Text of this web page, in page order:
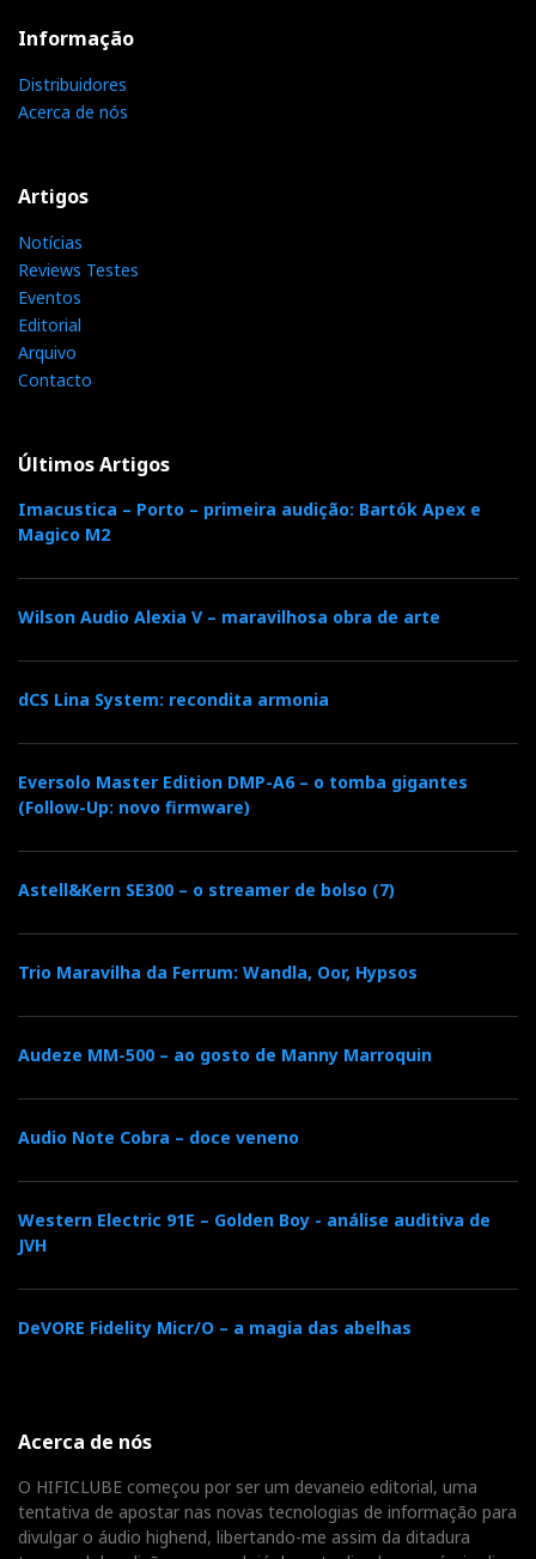
Informação
Distribuidores
Acerca de nós
Artigos
Notícias
Reviews Testes
Eventos
Editorial
Arquivo
Contacto
Últimos Artigos
Imacustica – Porto – primeira audição: Bartók Apex e
Magico M2
Wilson Audio Alexia V – maravilhosa obra de arte
dCS Lina System: recondita armonia
Eversolo Master Edition DMP-A6 – o tomba gigantes
(Follow-Up: novo firmware)
Astell&Kern SE300 – o streamer de bolso (7)
Trio Maravilha da Ferrum: Wandla, Oor, Hypsos
Audeze MM-500 – ao gosto de Manny Marroquin
Audio Note Cobra – doce veneno
Western Electric 91E – Golden Boy - análise auditiva de
JVH
DeVORE Fidelity Micr/O – a magia das abelhas
Acerca de nós
O HIFICLUBE começou por ser um devaneio editorial, uma
tentativa de apostar nas novas tecnologias de informação para
divulgar o áudio highend, libertando-me assim da ditadura